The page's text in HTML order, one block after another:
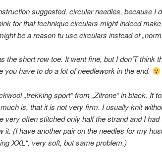
suggested, circular needles, because I
for that technique circulars might indeed
be a reason tu use circulars instead of
the short row toe. It went fine, but I don’T think
you have to do a lot of needlework in the end.
„trekking sport“ from „Zitrone“ in black. It
is, that it is not very firm. I usually knit
very often stitched only half the strand and I
it. (I have another pair on the needles for my
XXL“, very soft, but same problem.)